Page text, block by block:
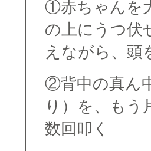
①赤ちゃんを
の上にうつ伏
えながら、頭
②背中の真ん
り）を、もう
数回叩く